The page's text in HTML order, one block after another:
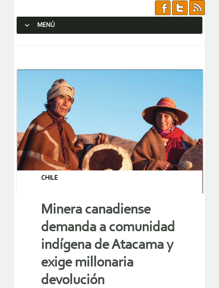
MENÚ
CHILE
Minera canadiense
demanda a comunidad
indígena de Atacama y
exige millonaria
devolución